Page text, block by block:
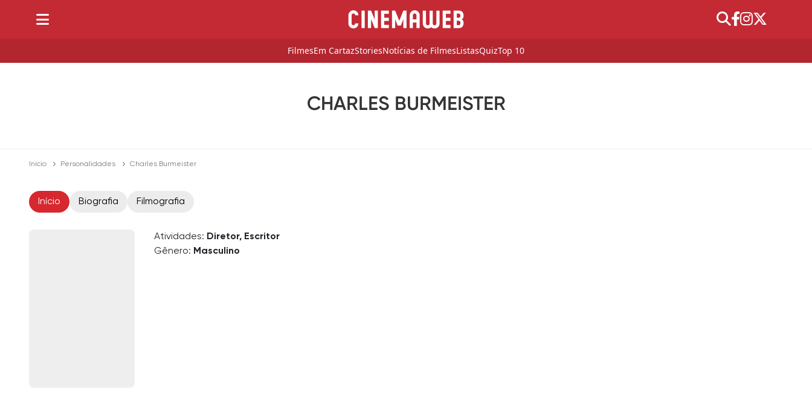
FilmesEm CartazStoriesNotícias de FilmesListasQuizTop 10
CHARLES BURMEISTER
Início Personalidades Charles Burmeister
Início Biografia Filmografia
Atividades: Diretor, Escritor
Gênero: Masculino